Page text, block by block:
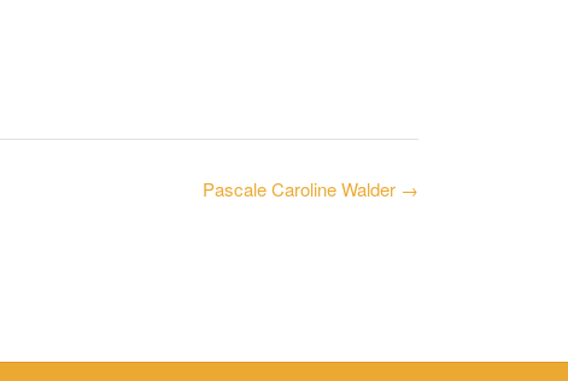
Pascale Caroline Walder →